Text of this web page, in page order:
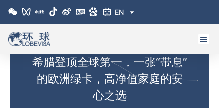
EN
希腊登顶全球第一，一张“带息”
的欧洲绿卡，高净值家庭的安
心之选